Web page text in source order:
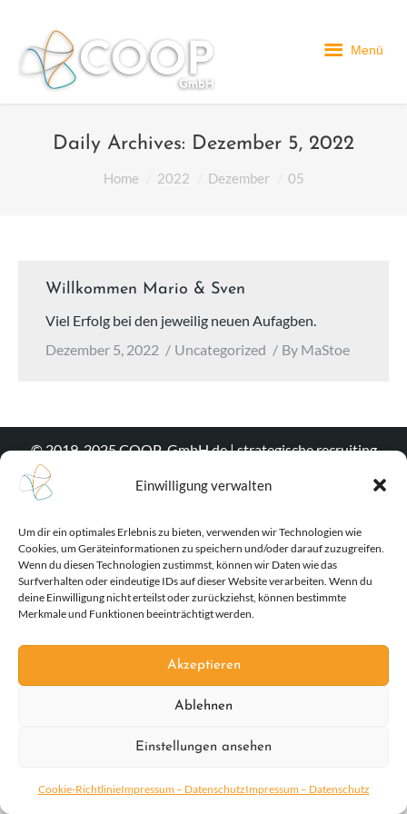
Einwilligung verwalten
Um dir ein optimales Erlebnis zu bieten, verwenden wir Technologien wie
Cookies, um Geräteinformationen zu speichern und/oder darauf zuzugreifen.
Wenn du diesen Technologien zustimmst, können wir Daten wie das
Surfverhalten oder eindeutige IDs auf dieser Website verarbeiten. Wenn du
deine Einwilligung nicht erteilst oder zurückziehst, können bestimmte
Merkmale und Funktionen beeinträchtigt werden.
Akzeptieren
Ablehnen
Einstellungen ansehen
Cookie-RichtlinieImpressum – DatenschutzImpressum – Datenschutz
Menü
Daily Archives: Dezember 5, 2022
Home 2022 Dezember 05
Willkommen Mario & Sven
Viel Erfolg bei den jeweilig neuen Aufagben.
Dezember 5, 2022
Uncategorized By MaStoe
© 2019-2025 COOP-GmbH.de | strategische recruiting
Impressum | Datenschutz|Kontakt